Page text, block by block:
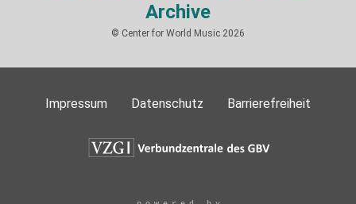
Archive
© Center for World Music 2026
Impressum Datenschutz Barrierefreiheit